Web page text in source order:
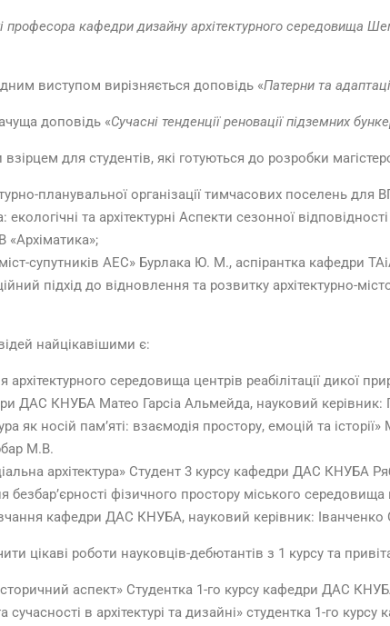
професора кафедри дизайну архітектурного середовища
виступом вирізняється доповідь «Патерни та
доповідь «Сучасні тенденції реновації підземних
взірцем для студентів, які готуються до розробки
планувальної організації тимчасових поселень
екологічні та архітектурні Аспекти сезонної
«Архіматика»;
супутників АЕС» Бурлака Ю. М., аспірантка кафедри
підхід до відновлення та розвитку архітектурно-
найцікавішими є:
середовища центрів реабілітації дикої
ДАС КНУБА Матео Гарсіа Альмейда, науковий керівник:
як носій пам’яті: взаємодія простору, емоцій та
М.В.
архітектура» Студент 3 курсу кафедри ДАС КНУБА
безбар’єрності фізичного простору міського
кафедри ДАС КНУБА, науковий керівник: Іванченко
цікаві роботи науковців-дебютантів з 1 курсу та
аспект» Студентка 1-го курсу кафедри ДАС
сучасності в архітектурі та дизайні» студентка 1-го